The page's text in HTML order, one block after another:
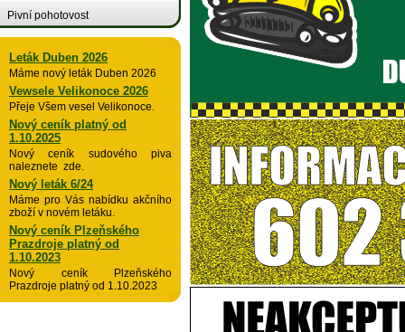
Pivní pohotovost
Leták Duben 2026
Máme nový leták Duben 2026
Vewsele Velikonoce 2026
Přeje Všem vesel Velikonoce.
Nový ceník platný od
1.10.2025
Nový ceník sudového piva
naleznete zde.
Nový leták 6/24
Máme pro Vás nabídku akčního
zboží v novém letáku.
Nový ceník Plzeňského
Prazdroje platný od
1.10.2023
Nový ceník Plzeňského
Prazdroje platný od 1.10.2023